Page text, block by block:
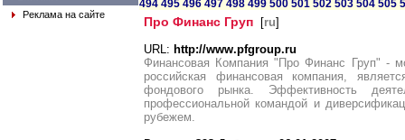
Реклама на сайте
494 495 496 497 498 499 500 501 502 503 504 505
Про Финанс Груп [ru]
URL: http://www.pfgroup.ru
Финансовая Компания "Про Финанс Груп" -
российская финансовая компания,
фондового рынка. Эффективность
профессиональной командой и
рубежем.